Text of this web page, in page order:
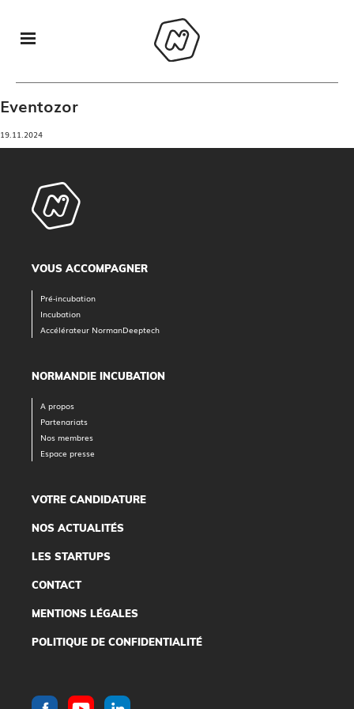
Eventozor
19.11.2024
VOUS ACCOMPAGNER
Pré-incubation
Incubation
Accélérateur NormanDeeptech
NORMANDIE INCUBATION
A propos
Partenariats
Nos membres
Espace presse
VOTRE CANDIDATURE
NOS ACTUALITÉS
LES STARTUPS
CONTACT
MENTIONS LÉGALES
POLITIQUE DE CONFIDENTIALITÉ